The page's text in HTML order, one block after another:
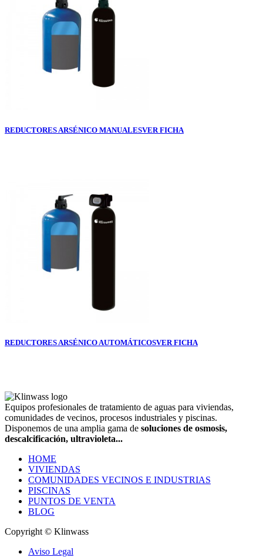
REDUCTORES ARSÉNICO MANUALESVER FICHA
REDUCTORES ARSÉNICO AUTOMÁTICOSVER FICHA
Equipos profesionales de tratamiento de aguas para viviendas,
comunidades de vecinos, procesos industriales y piscinas.
Disponemos de una amplia gama de soluciones de osmosis,
descalcificación, ultravioleta...
HOME
VIVIENDAS
COMUNIDADES VECINOS E INDUSTRIAS
PISCINAS
PUNTOS DE VENTA
BLOG
Copyright © Klinwass
Aviso Legal